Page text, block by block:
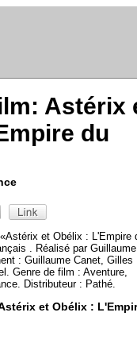
Astérix
du
et Obélix : L'Empire
. Réalisé par Guillaume
: Guillaume Canet, Gilles
Genre de film : Aventure,
Distributeur : Pathé.
et Obélix :